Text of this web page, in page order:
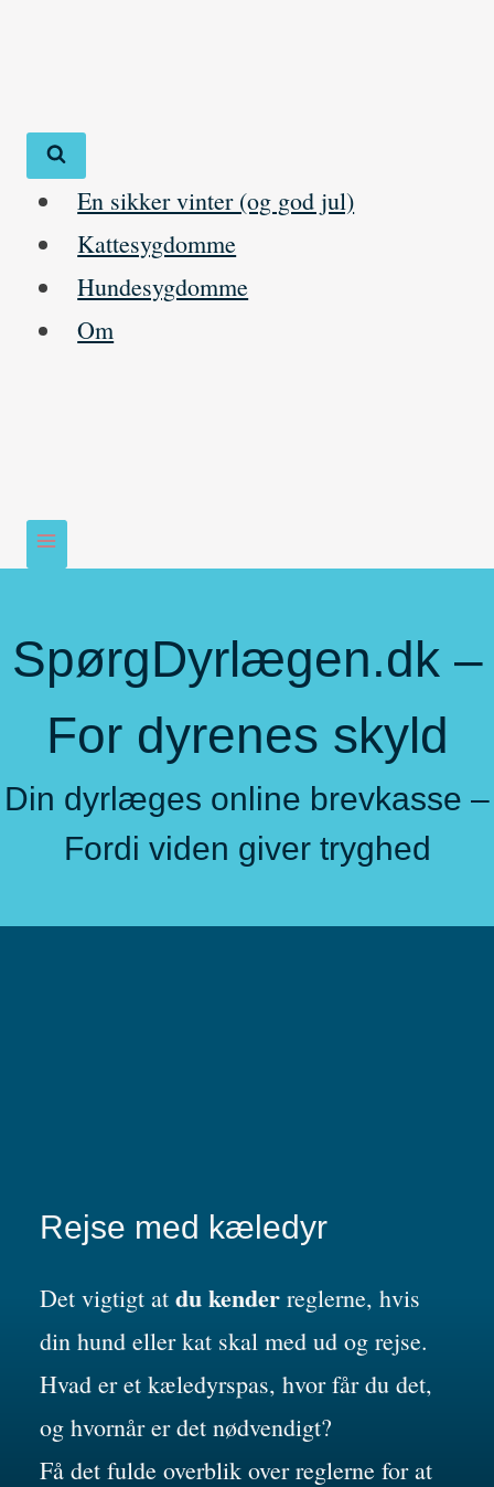
En sikker vinter (og god jul)
Kattesygdomme
Hundesygdomme
Om
SpørgDyrlægen.dk –
For dyrenes skyld
Din dyrlæges online brevkasse –
Fordi viden giver tryghed
Rejse med kæledyr
Det vigtigt at du kenderreglerne, hvis
din hund eller kat skal med ud og rejse.
Hvad er et kæledyrspas, hvor får du det,
og hvornår er det nødvendigt?
Få det fulde overblik over reglerne for at